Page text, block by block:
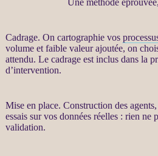
Cadrage. On cartographie vos
volume et faible valeur ajoutée, on
attendu. Le cadrageest inclus dans la
d’intervention.
Mise en place. Construction des agents
essais sur vos donnéesréelles : rien ne
validation.